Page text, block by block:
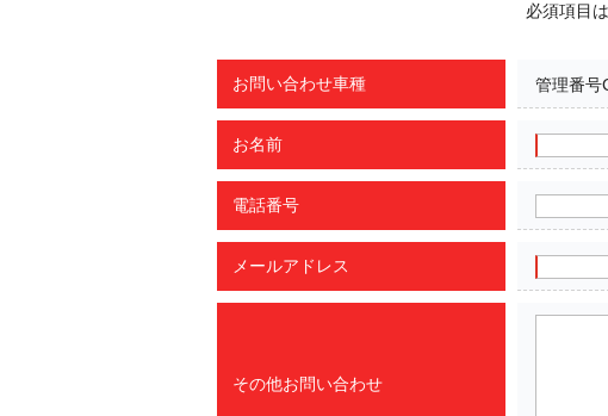
必須項目
お問い合わせ車種 管理番
お名前
電話番号
メールアドレス
その他お問い合わせ